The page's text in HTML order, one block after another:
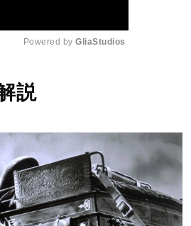
Powered by GliaStudios
説